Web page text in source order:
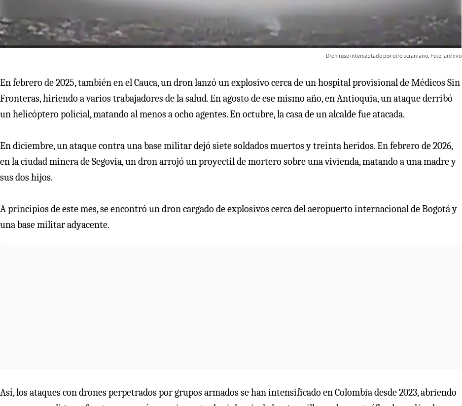
Dron ruso interceptado por otro ucraniano. Foto: archivo
En febrero de 2025, también en el Cauca, un dron lanzó un explosivo cerca de un hospital provisional de Médicos Sin
Fronteras, hiriendo a varios trabajadores de la salud. En agosto de ese mismo año, en Antioquia, un ataque derribó
un helicóptero policial, matando al menos a ocho agentes. En octubre, la casa de un alcalde fue atacada.
En diciembre, un ataque contra una base militar dejó siete soldados muertos y treinta heridos. En febrero de 2026,
en la ciudad minera de Segovia, un dron arrojó un proyectil de mortero sobre una vivienda, matando a una madre y
sus dos hijos.
A principios de este mes, se encontró un dron cargado de explosivos cerca del aeropuerto internacional de Bogotá y
una base militar adyacente.
Así, los ataques con drones perpetrados por grupos armados se han intensificado en Colombia desde 2023, abriendo